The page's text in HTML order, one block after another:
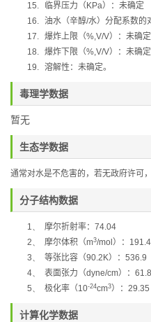
15.
临界压力（ KPa）：未确定
16. 油水（辛醇/水）分配系数的
17. 爆炸上限（%,V/V）：未确定
18. 爆炸下限（%,V/V）：未确定
19. 溶解性：未确定。
毒理学数据
暂无
生态学数据
通常对水是不危害的，若无政府许可
分子结构数据
1、 摩尔折射率： 74.04
2、
摩尔体积（m3/mol ）： 191.4
3、
等张比容（90.2K）： 536.9
4、
表面张力（dyne/cm）： 61.8
5、
极化率 （10-24cm3）： 29.35
计算化学数据